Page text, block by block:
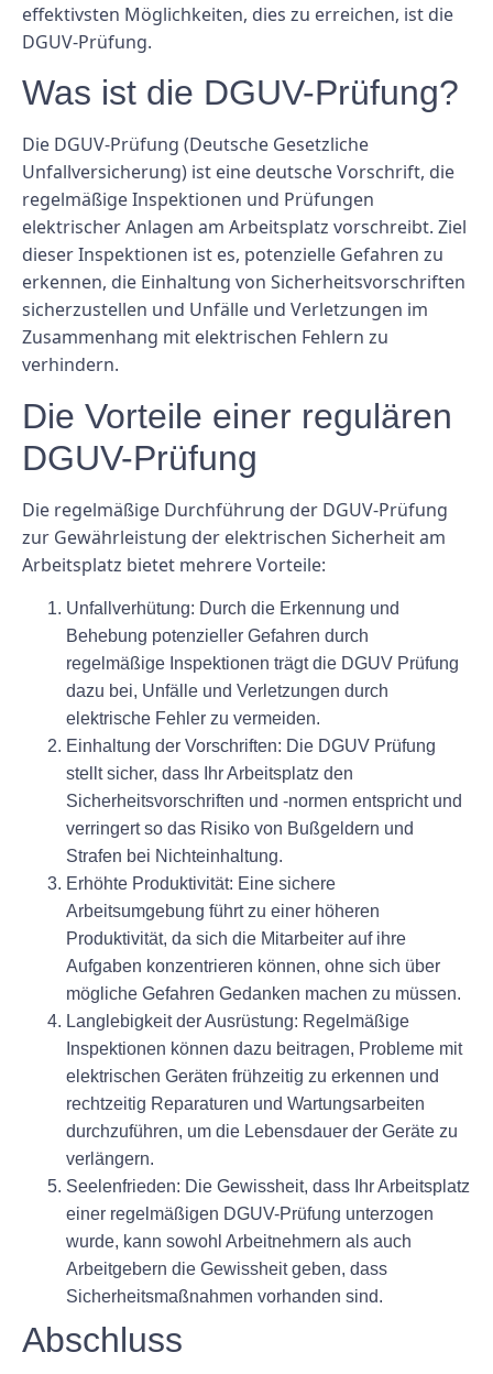
effektivsten Möglichkeiten, dies zu erreichen, ist die
DGUV-Prüfung.
Was ist die DGUV-Prüfung?
Die DGUV-Prüfung (Deutsche Gesetzliche
Unfallversicherung) ist eine deutsche Vorschrift, die
regelmäßige Inspektionen und Prüfungen
elektrischer Anlagen am Arbeitsplatz vorschreibt. Ziel
dieser Inspektionen ist es, potenzielle Gefahren zu
erkennen, die Einhaltung von Sicherheitsvorschriften
sicherzustellen und Unfälle und Verletzungen im
Zusammenhang mit elektrischen Fehlern zu
verhindern.
Die Vorteile einer regulären
DGUV-Prüfung
Die regelmäßige Durchführung der DGUV-Prüfung
zur Gewährleistung der elektrischen Sicherheit am
Arbeitsplatz bietet mehrere Vorteile:
Unfallverhütung: Durch die Erkennung und
Behebung potenzieller Gefahren durch
regelmäßige Inspektionen trägt die DGUV Prüfung
dazu bei, Unfälle und Verletzungen durch
elektrische Fehler zu vermeiden.
Einhaltung der Vorschriften: Die DGUV Prüfung
stellt sicher, dass Ihr Arbeitsplatz den
Sicherheitsvorschriften und -normen entspricht und
verringert so das Risiko von Bußgeldern und
Strafen bei Nichteinhaltung.
Erhöhte Produktivität: Eine sichere
Arbeitsumgebung führt zu einer höheren
Produktivität, da sich die Mitarbeiter auf ihre
Aufgaben konzentrieren können, ohne sich über
mögliche Gefahren Gedanken machen zu müssen.
Langlebigkeit der Ausrüstung: Regelmäßige
Inspektionen können dazu beitragen, Probleme mit
elektrischen Geräten frühzeitig zu erkennen und
rechtzeitig Reparaturen und Wartungsarbeiten
durchzuführen, um die Lebensdauer der Geräte zu
verlängern.
Seelenfrieden: Die Gewissheit, dass Ihr Arbeitsplatz
einer regelmäßigen DGUV-Prüfung unterzogen
wurde, kann sowohl Arbeitnehmern als auch
Arbeitgebern die Gewissheit geben, dass
Sicherheitsmaßnahmen vorhanden sind.
Abschluss